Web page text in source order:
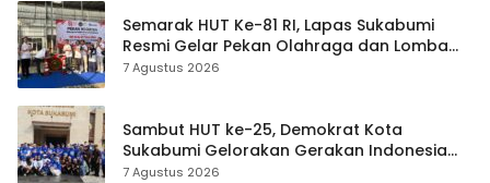
Semarak HUT Ke-81 RI, Lapas Sukabumi
Resmi Gelar Pekan Olahraga dan Lomba
Tradisional
7 Agustus 2026
Sambut HUT ke-25, Demokrat Kota
Sukabumi Gelorakan Gerakan Indonesia
ASRI Lewat Aksi Bersih Masjid Agung
7 Agustus 2026